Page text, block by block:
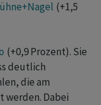
(+1,5
(+0,9 Prozent). Sie
deutlich
die am
Dabei